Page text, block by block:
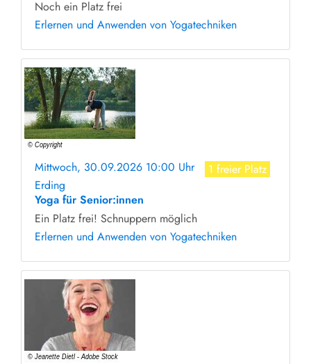
Noch ein Platz frei
Erlernen und Anwenden von Yogatechniken
Mittwoch, 30.09.2026 10:00 Uhr
1 freier Platz
Erding
Yoga für Senior:innen
Ein Platz frei! Schnuppern möglich
Erlernen und Anwenden von Yogatechniken